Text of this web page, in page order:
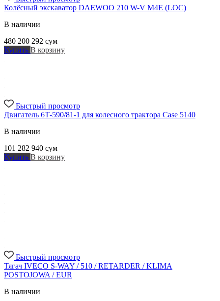
Колёсный экскаватор DAEWOO 210 W-V M4E (LOC)
В наличии
480 200 292 сум
Купить В корзину
Быстрый просмотр
Двигатель 6Т-590/81-1 для колесного трактора Case 5140
В наличии
101 282 940 сум
Купить В корзину
Быстрый просмотр
Тягач IVECO S-WAY / 510 / RETARDER / KLIMA
POSTOJOWA / EUR
В наличии